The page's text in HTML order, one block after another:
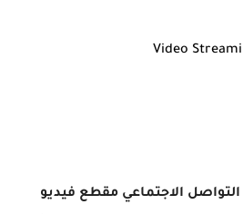
Video
الاجتماعي مقطع فيديو